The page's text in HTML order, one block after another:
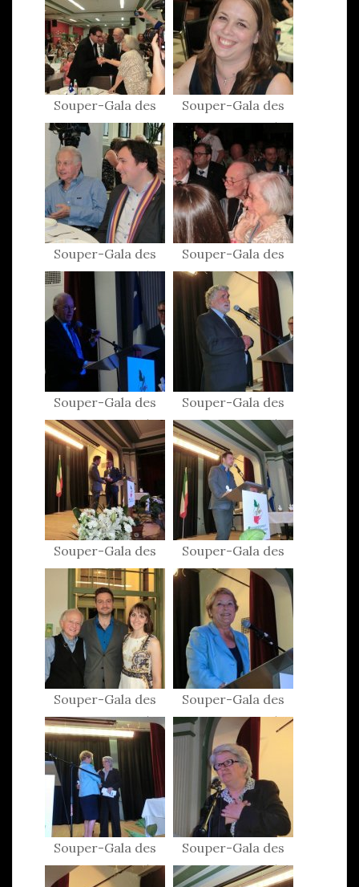
Souper-Gala des
Patriotes 2015
Souper-Gala des
Patriotes 2015
Souper-Gala des
Patriotes 2015
Souper-Gala des
Patriotes 2015
Souper-Gala des
Patriotes 2015
Souper-Gala des
Patriotes 2015
Souper-Gala des
Patriotes 2015
Souper-Gala des
Patriotes 2015
Souper-Gala des
Patriotes 2015
Souper-Gala des
Patriotes 2015
Souper-Gala des
Patriotes 2015
Souper-Gala des
Patriotes 2015